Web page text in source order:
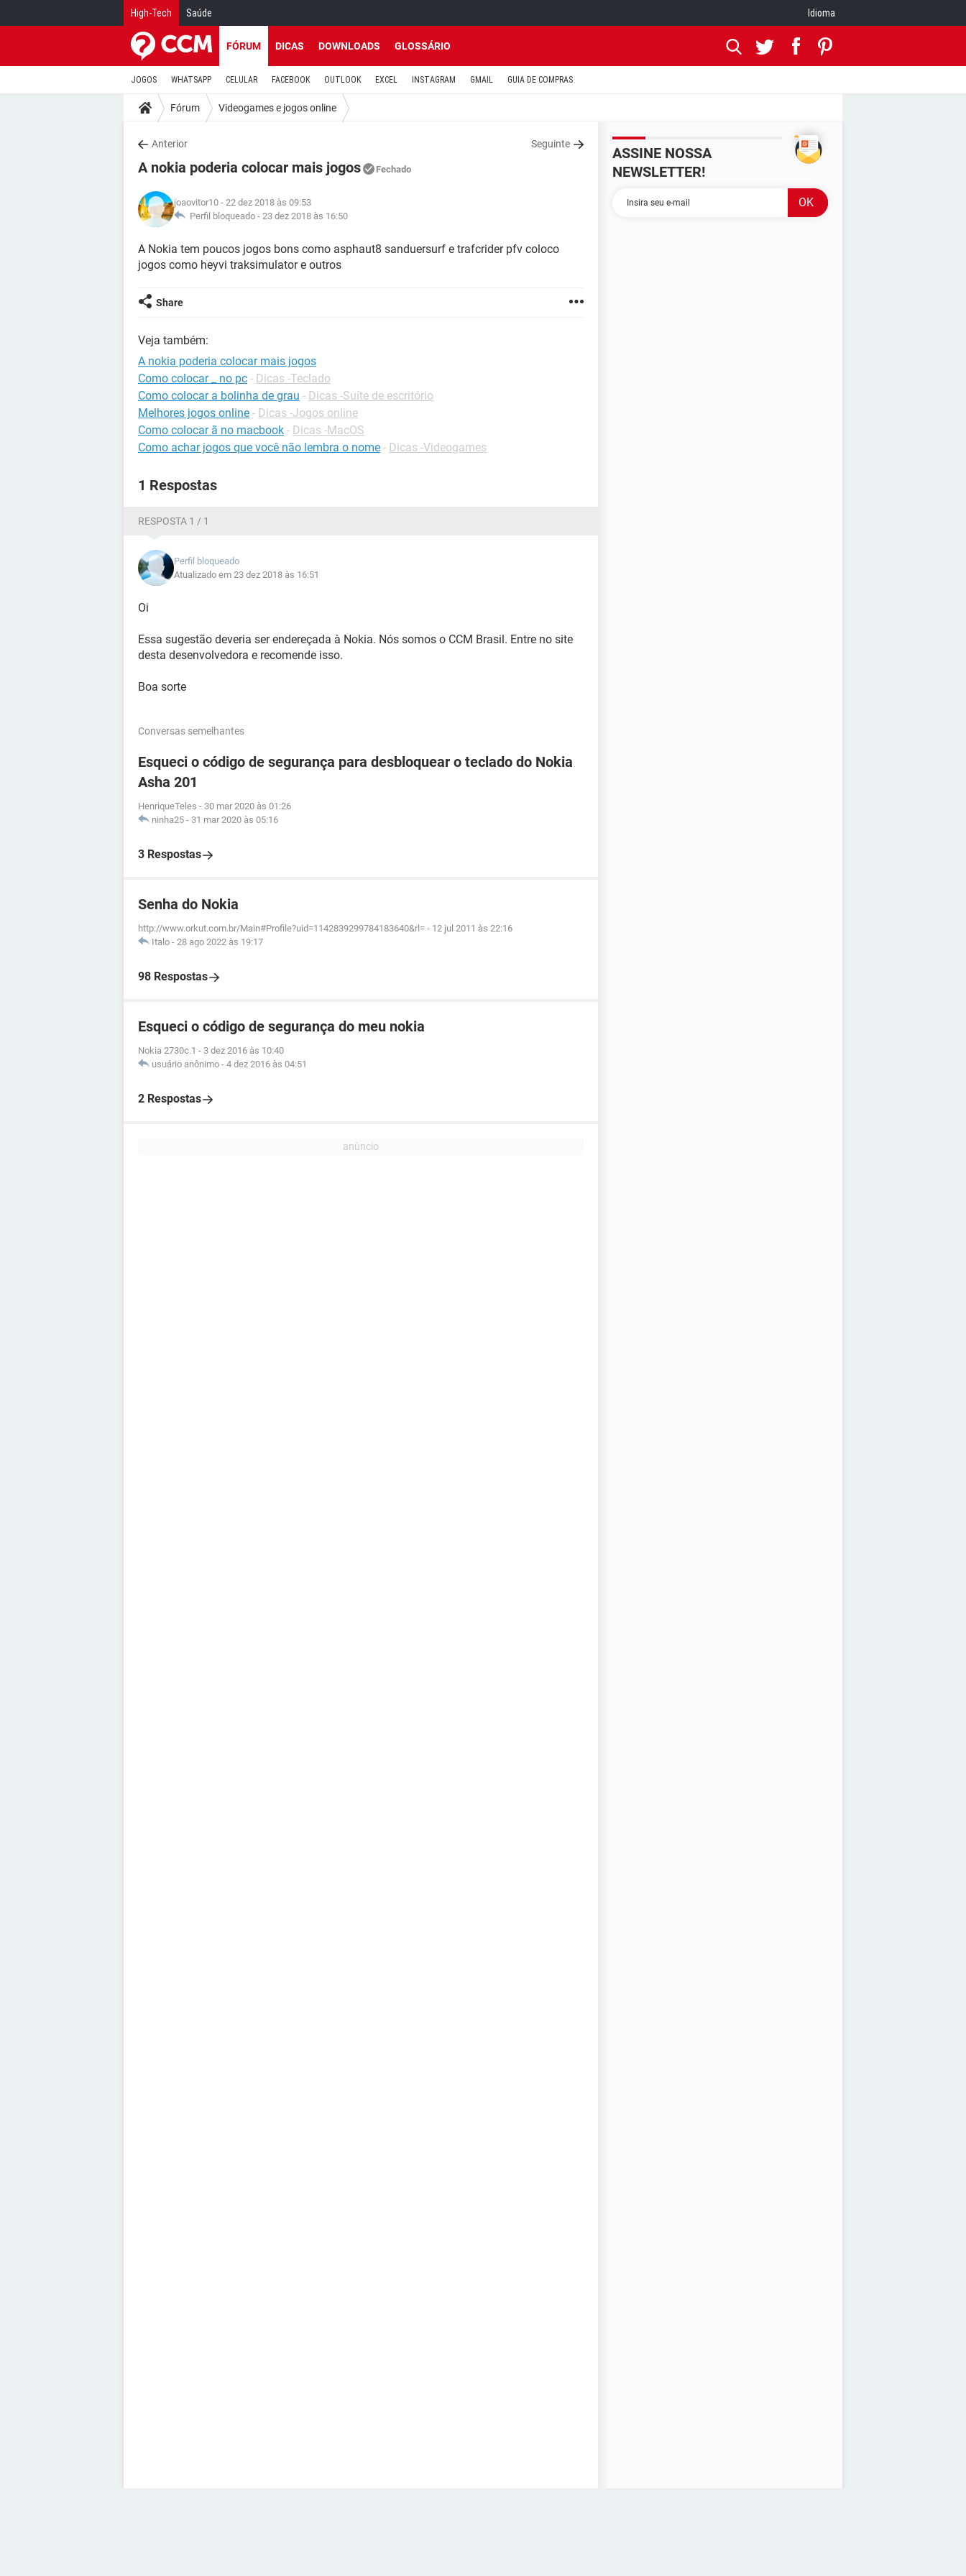
High-Tech Saúde Idioma
FÓRUM DICAS DOWNLOADS GLOSSÁRIO
JOGOS WHATSAPP CELULAR FACEBOOK OUTLOOK EXCEL INSTAGRAM GMAIL GUIA DE COMPRAS
Fórum Videogames e jogos online
Anterior Seguinte
A nokia poderia colocar mais jogos Fechado
joaovitor10 - 22 dez 2018 às 09:53
Perfil bloqueado - 23 dez 2018 às 16:50
A Nokia tem poucos jogos bons como asphaut8 sanduersurf e trafcrider pfv coloco
jogos como heyvi traksimulator e outros
Share
Veja também:
A nokia poderia colocar mais jogos
Como colocar _ no pc - Dicas -Teclado
Como colocar a bolinha de grau - Dicas -Suíte de escritório
Melhores jogos online - Dicas -Jogos online
Como colocar ã no macbook - Dicas -MacOS
Como achar jogos que você não lembra o nome - Dicas -Videogames
1 Respostas
RESPOSTA 1 / 1
Perfil bloqueado
Atualizado em 23 dez 2018 às 16:51
Oi
Essa sugestão deveria ser endereçada à Nokia. Nós somos o CCM Brasil. Entre no site
desta desenvolvedora e recomende isso.
Boa sorte
Conversas semelhantes
Esqueci o código de segurança para desbloquear o teclado do Nokia
Asha 201
HenriqueTeles - 30 mar 2020 às 01:26
ninha25 - 31 mar 2020 às 05:16
3 Respostas
Senha do Nokia
http://www.orkut.com.br/Main#Profile?uid=1142839299784183640&rl= - 12 jul 2011 às 22:16
Italo - 28 ago 2022 às 19:17
98 Respostas
Esqueci o código de segurança do meu nokia
Nokia 2730c.1 - 3 dez 2016 às 10:40
usuário anônimo - 4 dez 2016 às 04:51
2 Respostas
ASSINE NOSSA
NEWSLETTER!